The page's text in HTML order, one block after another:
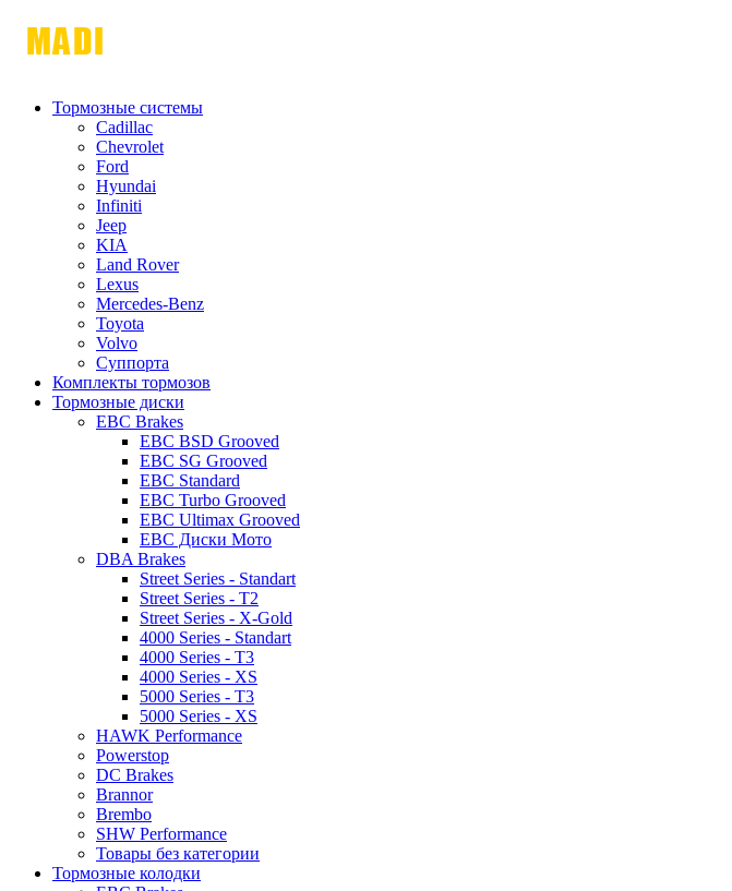
Тормозные системы
Cadillac
Chevrolet
Ford
Hyundai
Infiniti
Jeep
KIA
Land Rover
Lexus
Mercedes-Benz
Toyota
Volvo
Суппорта
Комплекты тормозов
Тормозные диски
EBC Brakes
EBC BSD Grooved
EBC SG Grooved
EBC Standard
EBC Turbo Grooved
EBC Ultimax Grooved
EBC Диски Мото
DBA Brakes
Street Series - Standart
Street Series - T2
Street Series - X-Gold
4000 Series - Standart
4000 Series - T3
4000 Series - XS
5000 Series - T3
5000 Series - XS
HAWK Performance
Powerstop
DC Brakes
Brannor
Brembo
SHW Performance
Товары без категории
Тормозные колодки